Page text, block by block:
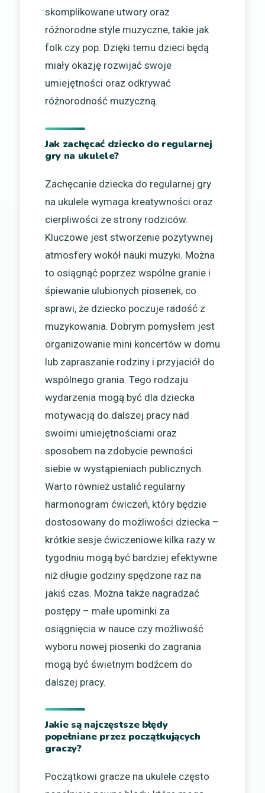
skomplikowane utwory oraz
różnorodne style muzyczne, takie jak
folk czy pop. Dzięki temu dzieci będą
miały okazję rozwijać swoje
umiejętności oraz odkrywać
różnorodność muzyczną.
Jak zachęcać dziecko do regularnej
gry na ukulele?
Zachęcanie dziecka do regularnej gry
na ukulele wymaga kreatywności oraz
cierpliwości ze strony rodziców.
Kluczowe jest stworzenie pozytywnej
atmosfery wokół nauki muzyki. Można
to osiągnąć poprzez wspólne granie i
śpiewanie ulubionych piosenek, co
sprawi, że dziecko poczuje radość z
muzykowania. Dobrym pomysłem jest
organizowanie mini koncertów w domu
lub zapraszanie rodziny i przyjaciół do
wspólnego grania. Tego rodzaju
wydarzenia mogą być dla dziecka
motywacją do dalszej pracy nad
swoimi umiejętnościami oraz
sposobem na zdobycie pewności
siebie w wystąpieniach publicznych.
Warto również ustalić regularny
harmonogram ćwiczeń, który będzie
dostosowany do możliwości dziecka –
krótkie sesje ćwiczeniowe kilka razy w
tygodniu mogą być bardziej efektywne
niż długie godziny spędzone raz na
jakiś czas. Można także nagradzać
postępy – małe upominki za
osiągnięcia w nauce czy możliwość
wyboru nowej piosenki do zagrania
mogą być świetnym bodźcem do
dalszej pracy.
Jakie są najczęstsze błędy
popełniane przez początkujących
graczy?
Początkowi gracze na ukulele często